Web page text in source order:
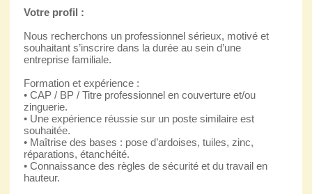
Votre profil :
Nous recherchons un professionnel sérieux, motivé et
souhaitant s’inscrire dans la durée au sein d’une
entreprise familiale.
Formation et expérience :
• CAP / BP / Titre professionnel en couverture et/ou
zinguerie.
• Une expérience réussie sur un poste similaire est
souhaitée.
• Maîtrise des bases : pose d’ardoises, tuiles, zinc,
réparations, étanchéité.
• Connaissance des règles de sécurité et du travail en
hauteur.